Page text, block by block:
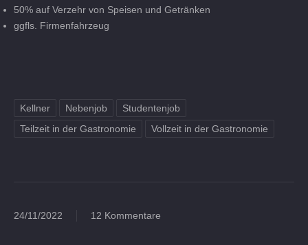
50% auf Verzehr von Speisen und Getränken
ggfls. Firmenfahrzeug
Kellner Nebenjob
Studentenjob
Teilzeit in der Gastronomie
Vollzeit in der Gastronomie
24/11/2022 12 Kommentare